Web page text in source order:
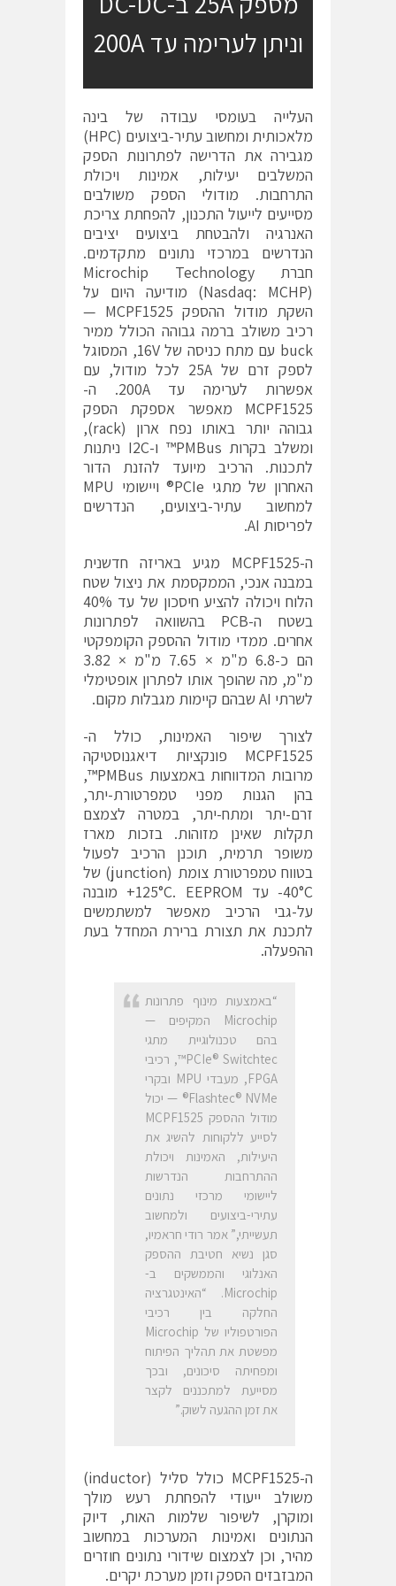
וניתן לערימה עד 200A
העלייה בעומסי עבודה של בינה
מלאכותית ומחשוב עתיר-ביצועים (HPC)
מגבירה את הדרישה לפתרונות הספק
המשלבים יעילות, אמינות ויכולת
התרחבות. מודולי הספק משולבים
מסייעים לייעול התכנון, להפחתת צריכת
האנרגיה ולהבטחת ביצועים יציבים
הנדרשים במרכזי נתונים מתקדמים.
חברת Microchip Technology
(Nasdaq: MCHP) מודיעה היום על
השקת מודול ההספק MCPF1525 —
רכיב משולב ברמה גבוהה הכולל ממיר
buck עם מתח כניסה של 16V, המסוגל
לספק זרם של 25A לכל מודול, עם
אפשרות לערימה עד 200A. ה-
MCPF1525 מאפשר אספקת הספק
גבוהה יותר באותו נפח ארון (rack),
ומשלב בקרות PMBus™ ו-I2C ניתנות
לתכנות. הרכיב מיועד להזנת הדור
האחרון של מתגי PCIe® ויישומי MPU
למחשוב עתיר-ביצועים, הנדרשים
לפריסות AI.
ה-MCPF1525 מגיע באריזה חדשנית
במבנה אנכי, הממקסמת את ניצול שטח
הלוח ויכולה להציע חיסכון של עד 40%
בשטח ה-PCB בהשוואה לפתרונות
אחרים. ממדי מודול ההספק הקומפקטי
הם כ-6.8 מ"מ × 7.65 מ"מ × 3.82
מ"מ, מה שהופך אותו לפתרון אופטימלי
לשרתי AI שבהם קיימות מגבלות מקום.
לצורך שיפור האמינות, כולל ה-
MCPF1525 פונקציות דיאגנוסטיקה
מרובות המדווחות באמצעות PMBus™,
בהן הגנות מפני טמפרטורת-יתר,
זרם-יתר ומתח-יתר, במטרה לצמצם
תקלות שאינן מזוהות. בזכות מארז
משופר תרמית, תוכנן הרכיב לפעול
בטווח טמפרטורת צומת (junction) של
‎-40°C עד ‎+125°C. EEPROM מובנה
על-גבי הרכיב מאפשר למשתמשים
לתכנת את תצורת ברירת המחדל בעת
ההפעלה.
“באמצעות מינוף פתרונות
Microchip המקיפים —
בהם טכנולוגיית מתגי
PCIe® Switchtec™, רכיבי
FPGA, מעבדי MPU ובקרי
Flashtec® NVMe® — יכול
מודול ההספק MCPF1525
לסייע ללקוחות להשיג את
היעילות, האמינות ויכולת
ההתרחבות הנדרשות
ליישומי מרכזי נתונים
עתירי-ביצועים ולמחשוב
תעשייתי,” אמר רודי חראמיו,
סגן נשיא חטיבת ההספק
האנלוגי והממשקים ב-
Microchip. “האינטגרציה
החלקה בין רכיבי
הפורטפוליו של Microchip
מפשטת את תהליך הפיתוח
ומפחיתה סיכונים, ובכך
מסייעת למתכננים לקצר
את זמן ההגעה לשוק.”
ה-MCPF1525 כולל סליל (inductor)
משולב ייעודי להפחתת רעש מולך
ומוקרן, לשיפור שלמות האות, דיוק
הנתונים ואמינות המערכות במחשוב
מהיר, וכן לצמצום שידורי נתונים חוזרים
המבזבזים הספק וזמן מערכת יקרים.